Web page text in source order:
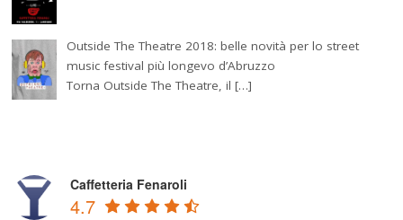
Outside The Theatre 2018: belle novità per lo street
music festival più longevo d’Abruzzo
Torna Outside The Theatre, il […]
Caffetteria Fenaroli
4.7